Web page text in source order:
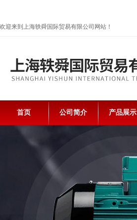
欢迎来到上海轶舜国际贸易有限公司网站！
首页 公司简介 产品展示